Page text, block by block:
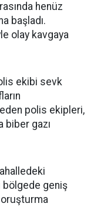
henüz
başladı.
olay kavgaya
ekibi sevk
eden polis ekipleri,
biber gazı
bölgede geniş